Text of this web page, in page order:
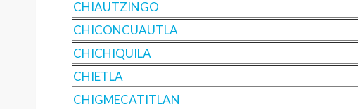
CHIAUTZINGO
CHICONCUAUTLA
CHICHIQUILA
CHIETLA
CHIGMECATITLAN